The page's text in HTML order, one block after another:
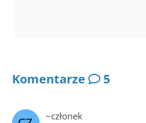
Komentarze 5
~członek